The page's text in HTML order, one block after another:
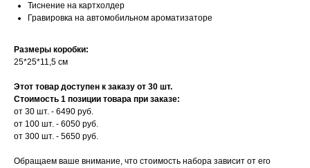
Тиснение на картхолдер
Гравировка на автомобильном ароматизаторе
Размеры коробки:
25*25*11,5 см
Этот товар доступен к заказу от 30 шт.
Стоимость 1 позиции товара при заказе:
от 30 шт. - 6490 руб.
от 100 шт. - 6050 руб.
от 300 шт. - 5650 руб.
Обращаем ваше внимание, что стоимость набора зависит от его